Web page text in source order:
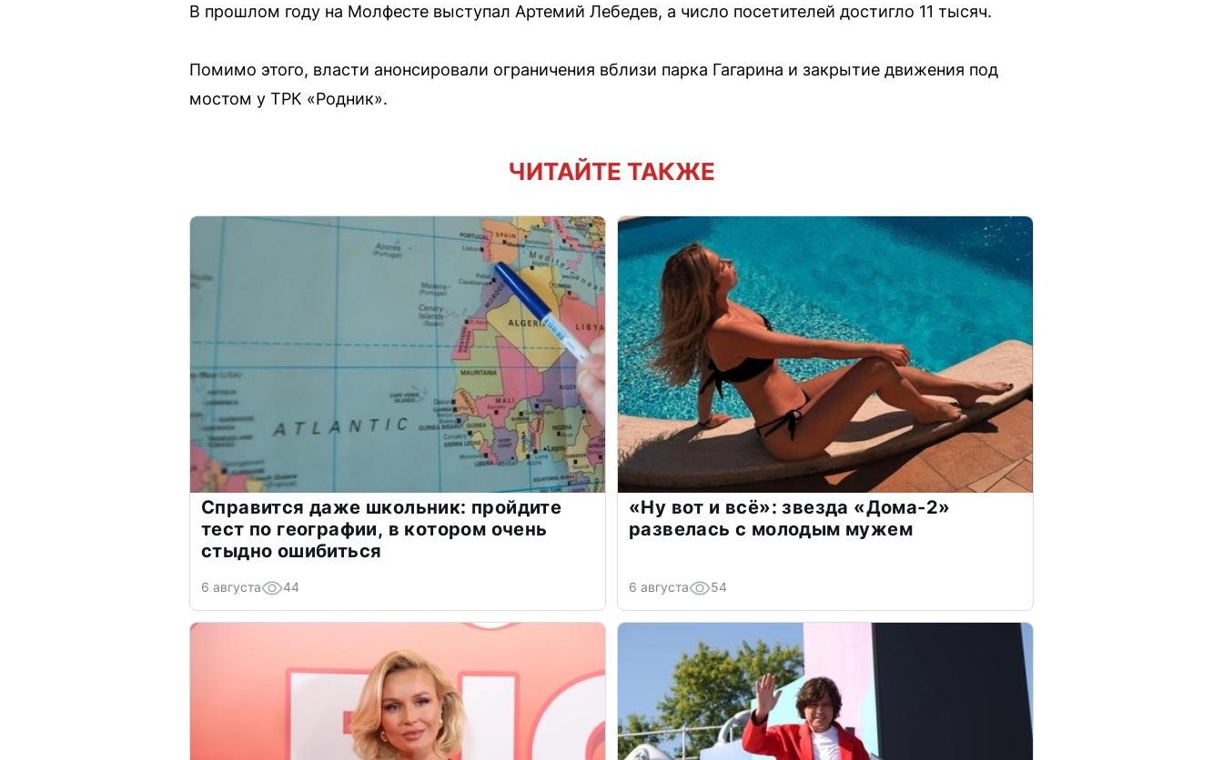
В прошлом году на Молфесте выступал Артемий Лебедев, а число посетителей достигло 11 тысяч.
Помимо этого, власти анонсировали ограничения вблизи парка Гагарина и закрытие движения под
мостом у ТРК «Родник».
ЧИТАЙТЕ ТАКЖЕ
Справится даже школьник: пройдите
тест по географии, в котором очень
стыдно ошибиться
6 августа 44
«Ну вот и всё»: звезда «Дома-2»
развелась с молодым мужем
6 августа 54